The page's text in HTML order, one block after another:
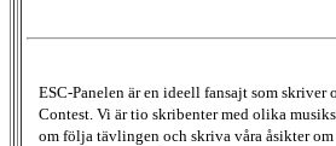
ESC-Panelen är en ideell fansajt som
Contest. Vi är tio skribenter med olika
om följa tävlingen och skriva våra åsikter